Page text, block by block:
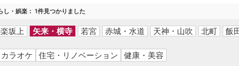
し・娯楽 ： 1件見つかりました
坂上 矢来・横寺 若宮 赤城・水道 天神・山吹 北町
飯
カラオケ 住宅・リノベーション 健康・美容